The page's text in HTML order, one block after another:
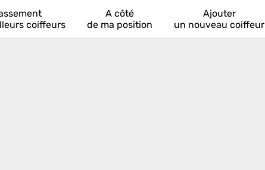
coiffeurs
A côté
de ma position
Ajouter
un nouveau coiffeur